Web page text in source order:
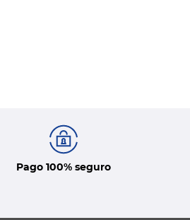
Pago 100% seguro